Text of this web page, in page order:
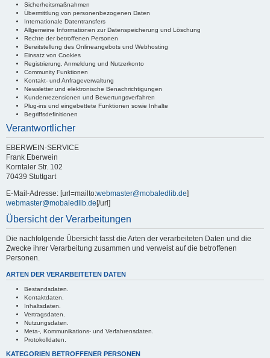
Sicherheitsmaßnahmen
Übermittlung von personenbezogenen Daten
Internationale Datentransfers
Allgemeine Informationen zur Datenspeicherung und Löschung
Rechte der betroffenen Personen
Bereitstellung des Onlineangebots und Webhosting
Einsatz von Cookies
Registrierung, Anmeldung und Nutzerkonto
Community Funktionen
Kontakt- und Anfrageverwaltung
Newsletter und elektronische Benachrichtigungen
Kundenrezensionen und Bewertungsverfahren
Plug-ins und eingebettete Funktionen sowie Inhalte
Begriffsdefinitionen
Verantwortlicher
EBERWEIN-SERVICE
Frank Eberwein
Korntaler Str. 102
70439 Stuttgart
E-Mail-Adresse: [url=mailto:webmaster@mobaledlib.de]
webmaster@mobaledlib.de[/url]
Übersicht der Verarbeitungen
Die nachfolgende Übersicht fasst die Arten der verarbeiteten Daten und die
Zwecke ihrer Verarbeitung zusammen und verweist auf die betroffenen
Personen.
ARTEN DER VERARBEITETEN DATEN
Bestandsdaten.
Kontaktdaten.
Inhaltsdaten.
Vertragsdaten.
Nutzungsdaten.
Meta-, Kommunikations- und Verfahrensdaten.
Protokolldaten.
KATEGORIEN BETROFFENER PERSONEN